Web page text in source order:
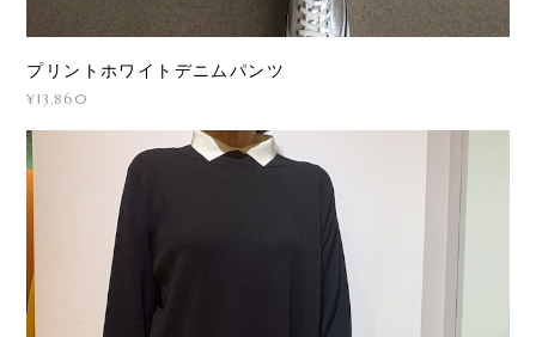
プリントホワイトデニムパンツ
¥13,860